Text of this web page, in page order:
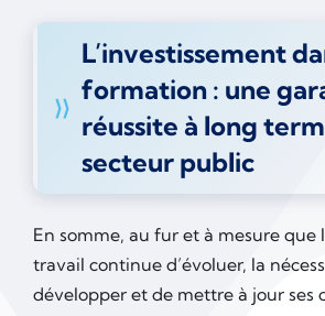
L’investissement
formation : une
réussite à long
secteur public
En somme, au fur et à mesure que
travail continue d’évoluer, la
développer et de mettre à jour ses